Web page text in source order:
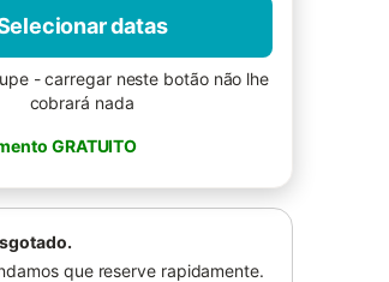
datas
- carregar neste botão não lhe
cobrará nada
GRATUITO
que reserve rapidamente.